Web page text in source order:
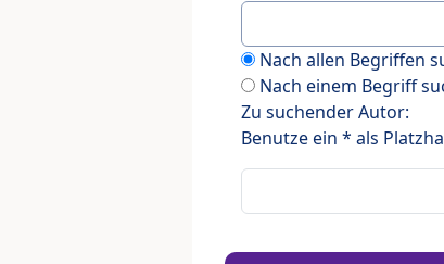
Nach allen Begriffen
Nach einem Begriff
Zu suchender Autor:
Benutze ein * als